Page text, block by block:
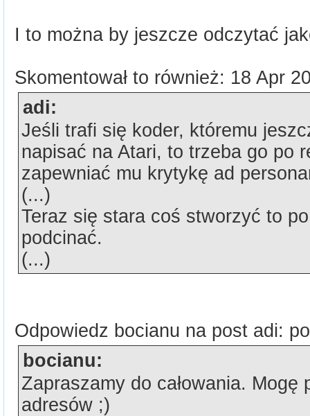
I to można by jeszcze odczytać
Skomentował to również: 18 Apr
adi:
Jeśli trafi się koder, któremu
napisać na Atari, to trzeba go po
zapewniać mu krytykę ad
(...)
Teraz się stara coś stworzyć to
podcinać.
(...)
Odpowiedz bocianu na post adi:
bocianu:
Zapraszamy do całowania. Mogę
adresów ;)